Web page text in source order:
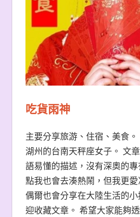
吃貨雨神
主要分享旅游、住宿、美食
湖州的台南天秤座女子。 文
語易懂的描述，沒有深奧的
點我也會去湊熱鬧，但我更愛
偶爾也會分享在大陸生活的
迎收藏文章。 希望大家能夠